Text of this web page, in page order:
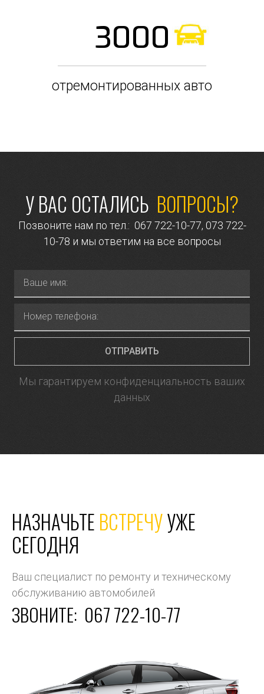
3000
отремонтированных авто
У ВАС ОСТАЛИСЬ ВОПРОСЫ?
Позвоните нам по тел.: 067 722-10-77, 073 722-
10-78 и мы ответим на все вопросы
ОТПРАВИТЬ
Мы гарантируем конфиденциальность ваших
данных
НАЗНАЧЬТЕ ВСТРЕЧУУЖЕ
СЕГОДНЯ
Ваш специалист по ремонту и техническому
обслуживанию автомобилей
ЗВОНИТЕ: 067 722-10-77